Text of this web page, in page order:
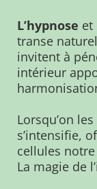
L’hypnose et
transe
invitent à
intérieur
Lorsqu’on
s’intensifie,
cellules
La magie de